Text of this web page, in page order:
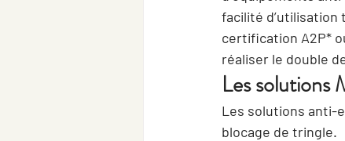
facilité
certification A2P*
réaliser le double
Les solutions
Les solutions anti-
blocage de tringle.